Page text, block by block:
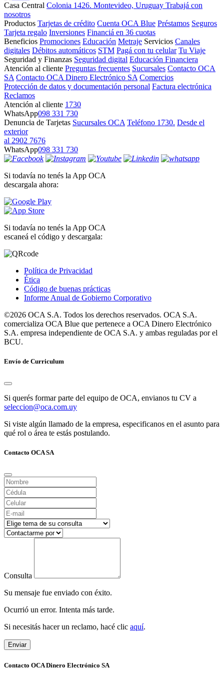
Casa Central Colonia 1426. Montevideo, Uruguay Trabajá con
nosotros
Productos Tarjetas de crédito Cuenta OCA Blue Préstamos Seguros
Tarjeta regalo Inversiones Financiá en 36 cuotas
Beneficios Promociones Educación Metraje Servicios Canales
digitales Débitos automáticos STM Pagá con tu celular Tu Viaje
Seguridad y Finanzas Seguridad digital Educación Financiera
Atención al cliente Preguntas frecuentes Sucursales Contacto OCA
SA Contacto OCA Dinero Electrónico SA Comercios
Protección de datos y documentación personal Factura electrónica
Reclamos
Atención al cliente 1730
WhatsApp098 331 730
Denuncia de Tarjetas Sucursales OCA Teléfono 1730. Desde el
exterior
al 2902 7676
WhatsApp098 331 730
Si todavía no tenés la App OCA
descargala ahora:
Si todavía no tenés la App OCA
escaneá el código y descargala:
Política de Privacidad
Ética
Código de buenas prácticas
Informe Anual de Gobierno Corporativo
©2026 OCA S.A. Todos los derechos reservados. OCA S.A.
comercializa OCA Blue que pertenece a OCA Dinero Electrónico
S.A. empresa independiente de OCA S.A. y ambas reguladas por el
BCU.
Envío de Curriculum
Si querés formar parte del equipo de OCA, envianos tu CV a
seleccion@oca.com.uy
Si viste algún llamado de la empresa, especificanos en el asunto para
qué rol o área te estás postulando.
Contacto OCA SA
Consulta
Su mensaje fue enviado con éxito.
Ocurrió un error. Intenta más tarde.
Si necesitás hacer un reclamo, hacé clic aquí.
Enviar
Contacto OCA Dinero Electrónico SA